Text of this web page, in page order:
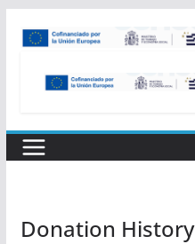
contenido
Donation History